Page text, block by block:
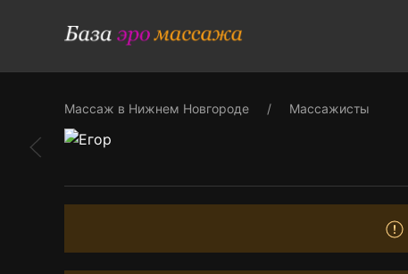
Массаж в Нижнем Новгороде Массажисты